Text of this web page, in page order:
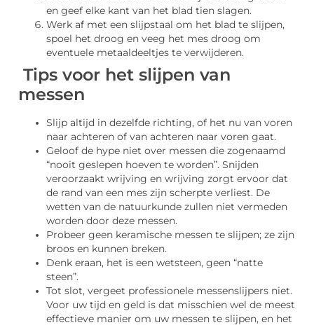
en geef elke kant van het blad tien slagen.
Werk af met een slijpstaal om het blad te slijpen,
spoel het droog en veeg het mes droog om
eventuele metaaldeeltjes te verwijderen.
Tips voor het slijpen van
messen
Slijp altijd in dezelfde richting, of het nu van voren
naar achteren of van achteren naar voren gaat.
Geloof de hype niet over messen die zogenaamd
“nooit geslepen hoeven te worden”. Snijden
veroorzaakt wrijving en wrijving zorgt ervoor dat
de rand van een mes zijn scherpte verliest. De
wetten van de natuurkunde zullen niet vermeden
worden door deze messen.
Probeer geen keramische messen te slijpen; ze zijn
broos en kunnen breken.
Denk eraan, het is een wetsteen, geen “natte
steen”.
Tot slot, vergeet professionele messenslijpers niet.
Voor uw tijd en geld is dat misschien wel de meest
effectieve manier om uw messen te slijpen, en het